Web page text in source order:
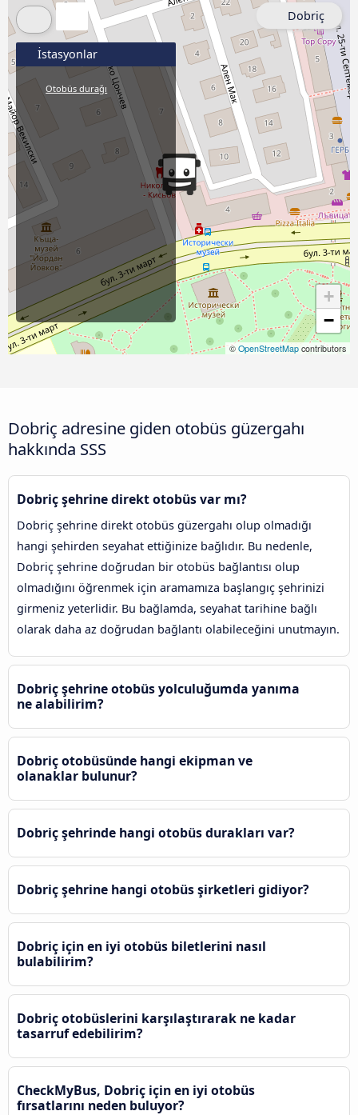
+
−
© OpenStreetMap contributors
İstasyonlar
Otobüs durağı
Dobriç
Dobriç adresine giden otobüs güzergahı
hakkında SSS
Dobriç şehrine direkt otobüs var mı?
Dobriç şehrine direkt otobüs güzergahı olup olmadığı
hangi şehirden seyahat ettiğinize bağlıdır. Bu nedenle,
Dobriç şehrine doğrudan bir otobüs bağlantısı olup
olmadığını öğrenmek için aramamıza başlangıç şehrinizi
girmeniz yeterlidir. Bu bağlamda, seyahat tarihine bağlı
olarak daha az doğrudan bağlantı olabileceğini unutmayın.
Dobriç şehrine otobüs yolculuğumda yanıma
ne alabilirim?
Dobriç otobüsünde hangi ekipman ve
olanaklar bulunur?
Dobriç şehrinde hangi otobüs durakları var?
Dobriç şehrine hangi otobüs şirketleri gidiyor?
Dobriç için en iyi otobüs biletlerini nasıl
bulabilirim?
Dobriç otobüslerini karşılaştırarak ne kadar
tasarruf edebilirim?
CheckMyBus, Dobriç için en iyi otobüs
fırsatlarını neden buluyor?